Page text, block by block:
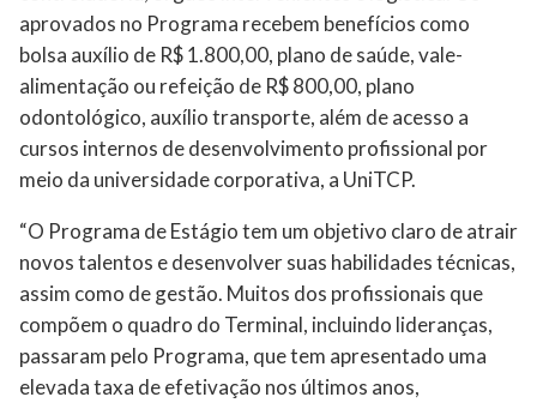
aprovados no Programa recebem benefícios como
bolsa auxílio de R$ 1.800,00, plano de saúde, vale-
alimentação ou refeição de R$ 800,00, plano
odontológico, auxílio transporte, além de acesso a
cursos internos de desenvolvimento profissional por
meio da universidade corporativa, a UniTCP.
“O Programa de Estágio tem um objetivo claro de atrair
novos talentos e desenvolver suas habilidades técnicas,
assim como de gestão. Muitos dos profissionais que
compõem o quadro do Terminal, incluindo lideranças,
passaram pelo Programa, que tem apresentado uma
elevada taxa de efetivação nos últimos anos,